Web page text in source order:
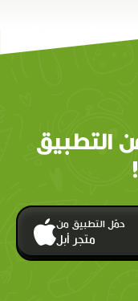
التطبيق
حمّل التطبيق من
متجر أبل